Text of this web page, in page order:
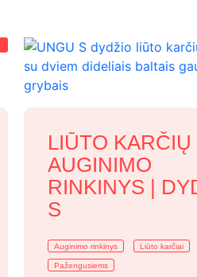
LIŪTO KARČIŲ
AUGINIMO
RINKINYS |
S
Auginimo rinkinys Liūto karčiai
Pažengusiems